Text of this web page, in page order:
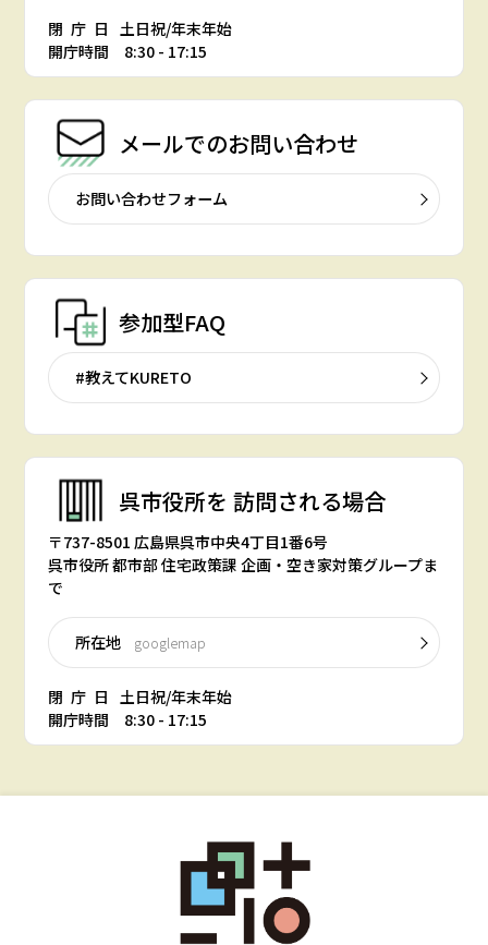
閉庁日
土日祝/年末年始
開庁時間 8:30 - 17:15
メールでのお問い合わせ
お問い合わせフォーム
参加型FAQ
#教えてKURETO
呉市役所を 訪問される場合
〒737-8501 広島県呉市中央4丁目1番6号
呉市役所 都市部 住宅政策課 企画・空き家対策グループま
で
所在地 googlemap
閉庁日 土日祝/年末年始
開庁時間 8:30 - 17:15